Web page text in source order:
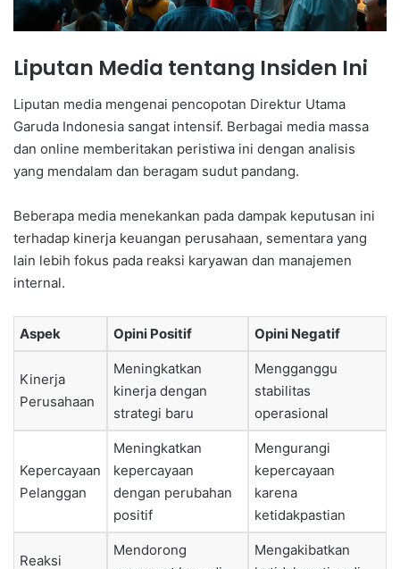
Liputan Media tentang Insiden Ini
Liputan media mengenai pencopotan Direktur Utama
Garuda Indonesia sangat intensif. Berbagai media massa
dan online memberitakan peristiwa ini dengan analisis
yang mendalam dan beragam sudut pandang.
Beberapa media menekankan pada dampak keputusan ini
terhadap kinerja keuangan perusahaan, sementara yang
lain lebih fokus pada reaksi karyawan dan manajemen
internal.
Aspek Opini Positif Opini Negatif
Kinerja
Perusahaan
Meningkatkan
kinerja dengan
strategi baru
Mengganggu
stabilitas
operasional
Kepercayaan
Pelanggan
Meningkatkan
kepercayaan
dengan perubahan
positif
Mengurangi
kepercayaan
karena
ketidakpastian
Reaksi
Mendorong
Mengakibatkan